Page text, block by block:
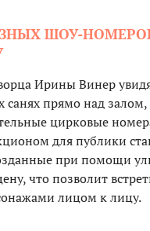
ШОУ-
Ирины Винер
прямо над
цирковые
для публики
при помощи
что позволит
лицом к лицу.